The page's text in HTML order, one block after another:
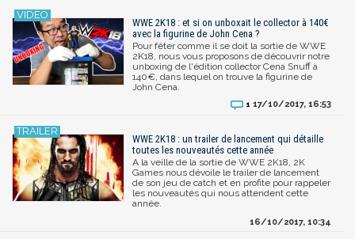
WWE 2K18 : et si on unboxait le collector à 140€
avec la figurine de John Cena ?
Pour fêter comme il se doit la sortie de WWE
2K18, nous vous proposons de découvrir notre
unboxing de l'édition collector Cena Snuff à
140€, dans lequel on trouve la figurine de
John Cena.
1 17/10/2017, 16:53
WWE 2K18 : un trailer de lancement qui détaille
toutes les nouveautés cette année
A la veille de la sortie de WWE 2K18, 2K
Games nous dévoile le trailer de lancement
de son jeu de catch et en profite pour rappeler
les nouveautés qui nous attendent cette
année.
16/10/2017, 10:34